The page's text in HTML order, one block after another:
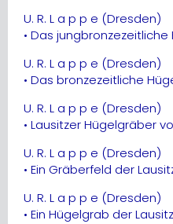
U. R. L a p p e (Dresden)
• Das
U. R. L a p p e (Dresden)
• Das bronzezeitliche
U. R. L a p p e (Dresden)
• Lausitzer Hügelgräber
U. R. L a p p e (Dresden)
• Ein Gräberfeld der
U. R. L a p p e (Dresden)
• Ein Hügelgrab der